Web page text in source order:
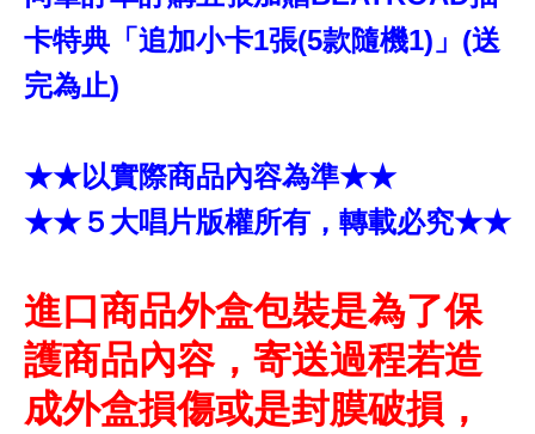
卡特典「追加小卡1張(5款隨機1)」(送
完為止)
★★以實際商品內容為準★★
★★５大唱片版權所有，轉載必究★★
進口商品外盒包裝是為了保
護商品內容，寄送過程若造
成外盒損傷或是封膜破損，